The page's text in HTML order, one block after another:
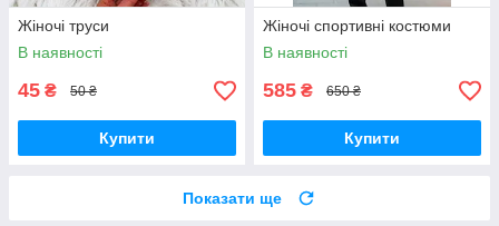
Жіночі труси
В наявності
45 ₴ 50 ₴
Купити
Жіночі спортивні костюми
В наявності
585 ₴ 650 ₴
Купити
Показати ще